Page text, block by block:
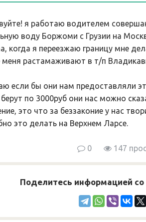
я работаю водителем
воду Боржоми с Грузии на
когда я переезжаю границу мне
растамаживают в т/п
если бы они нам предоставляли
по 3000руб они нас можно
это что за беззаконие у нас
это делать на Верхнем Ларсе.
0 147
Поделитесь информацией